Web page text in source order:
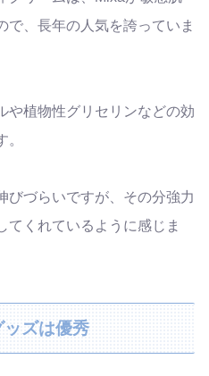
で、長年の人気を誇っていま
や植物性グリセリンなどの効
びづらいですが、その分強力
てくれているように感じま
ッズは優秀